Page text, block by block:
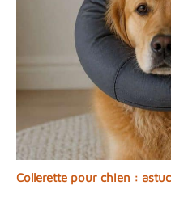
Collerette pour chien :